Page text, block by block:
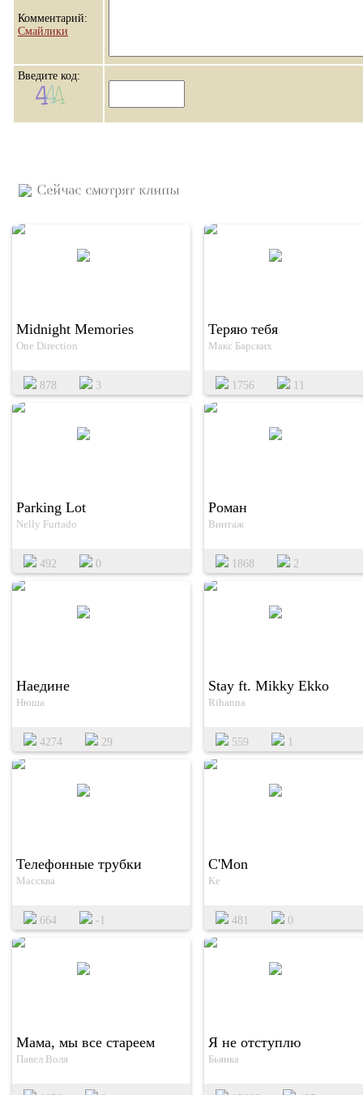
Комментарий:
Смайлики
Введите код:
Сейчас смотрят клипы
Midnight Memories
One Direction
878 3
Теряю тебя
Макс Барских
1756 11
Parking Lot
Nelly Furtado
492 0
Роман
Винтаж
1868 2
Наедине
Нюша
4274 29
Stay ft. Mikky Ekko
Rihanna
559 1
Телефонные трубки
Массква
664 -1
C'Mon
Ke
481 0
Мама, мы все стареем
Павел Воля
Я не отступлю
Бьянка